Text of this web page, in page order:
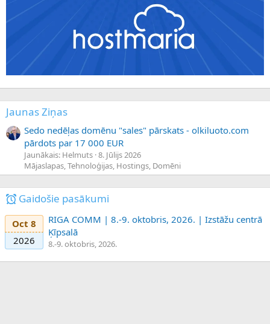
Jaunas Ziņas
Sedo nedēļas domēnu "sales" pārskats - olkiluoto.com
pārdots par 17 000 EUR
Jaunākais: Helmuts 8. Jūlijs 2026
Mājaslapas, Tehnoloģijas, Hostings, Domēni
Gaidošie pasākumi
Oct 8
2026
RIGA COMM | 8.-9. oktobris, 2026. | Izstāžu centrā
Ķīpsalā
8.-9. oktobris, 2026.